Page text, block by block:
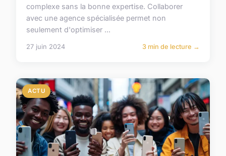
complexe sans la bonne expertise. Collaborer
avec une agence spécialisée permet non
seulement d'optimiser ...
27 juin 2024 3 min de lecture →
ACTU